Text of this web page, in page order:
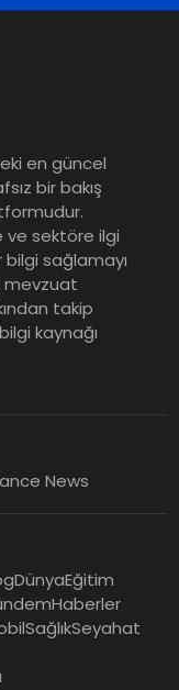
Açıkladı
Satış
Atandı
koruma
tutuyor
İlk
en güncel
bir bakış
sektöre ilgi
bilgi sağlamayı
mevzuat
takip
kaynağı
News
DünyaEğitim
Haberler
SağlıkSeyahat